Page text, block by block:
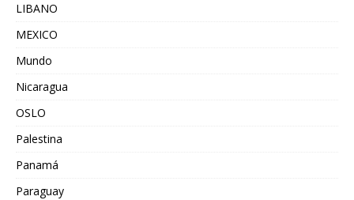
LIBANO
MEXICO
Mundo
Nicaragua
OSLO
Palestina
Panamá
Paraguay